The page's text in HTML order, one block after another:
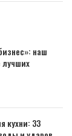
наш
лучших
кухни: 33